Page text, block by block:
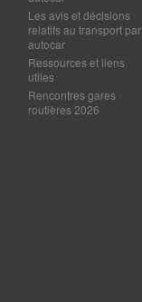
Les avis et décisions
relatifs au transport par
autocar
Ressources et liens
utiles
Rencontres gares
routières 2026